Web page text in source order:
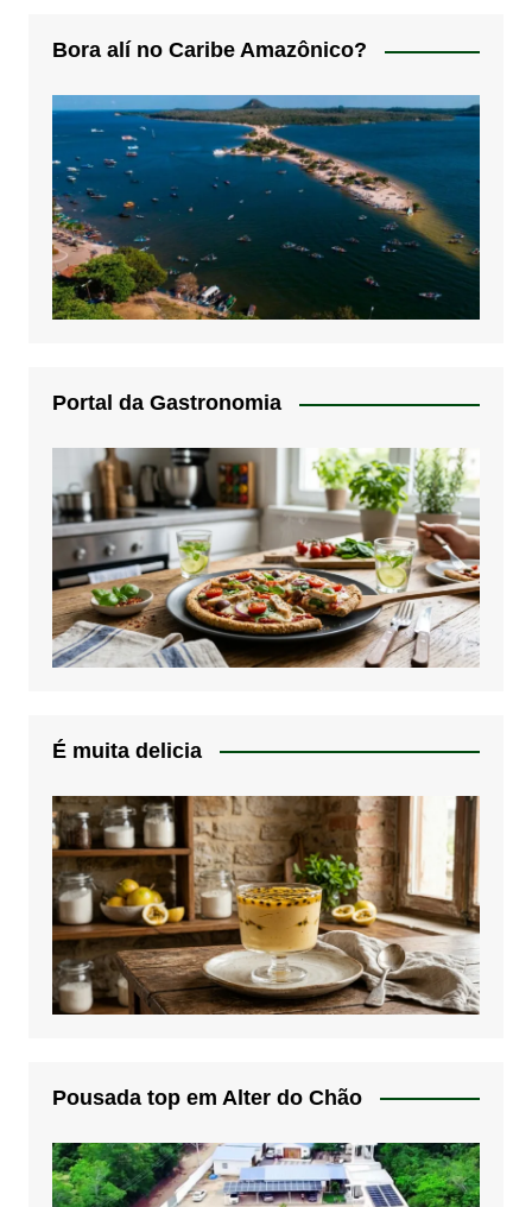
Bora alí no Caribe Amazônico?
Portal da Gastronomia
É muita delicia
Pousada top em Alter do Chão